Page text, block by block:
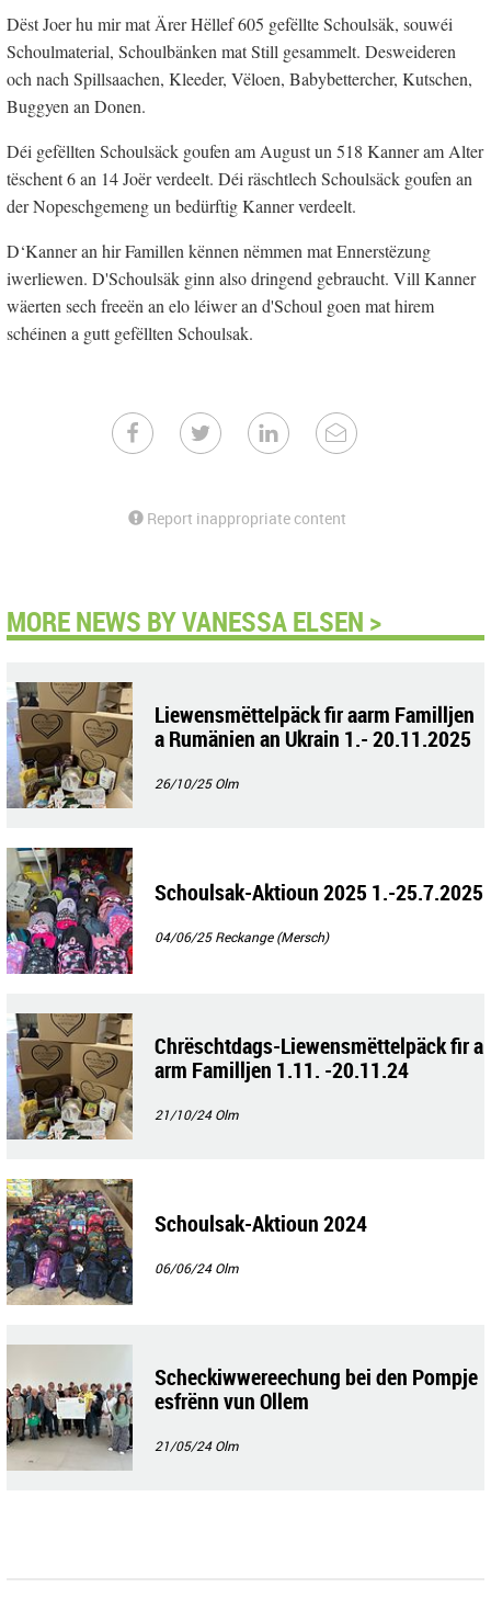
Dëst Joer hu mir mat Ärer Hëllef 605 gefëllte Schoulsäk, souwéi
Schoulmaterial, Schoulbänken mat Still gesammelt. Desweideren
och nach Spillsaachen, Kleeder, Vëloen, Babybettercher, Kutschen,
Buggyen an Donen.
Déi gefëllten Schoulsäck goufen am August un 518 Kanner am Alter
tëschent 6 an 14 Joër verdeelt. Déi räschtlech Schoulsäck goufen an
der Nopeschgemeng un bedürftig Kanner verdeelt.
D‘Kanner an hir Famillen kënnen nëmmen mat Ennerstëzung
iwerliewen. D'Schoulsäk ginn also dringend gebraucht. Vill Kanner
wäerten sech freeën an elo léiwer an d'Schoul goen mat hirem
schéinen a gutt gefëllten Schoulsak.
Report inappropriate content
MORE NEWS BY VANESSA ELSEN >
Liewensmëttelpäck fir aarm Familljen
a Rumänien an Ukrain 1.- 20.11.2025
26/10/25Olm
Schoulsak-Aktioun 2025 1.-25.7.2025
04/06/25Reckange (Mersch)
Chrëschtdags-Liewensmëttelpäck fir a
arm Familljen 1.11. -20.11.24
21/10/24Olm
Schoulsak-Aktioun 2024
06/06/24Olm
Scheckiwwereechung bei den Pompje
esfrënn vun Ollem
21/05/24Olm